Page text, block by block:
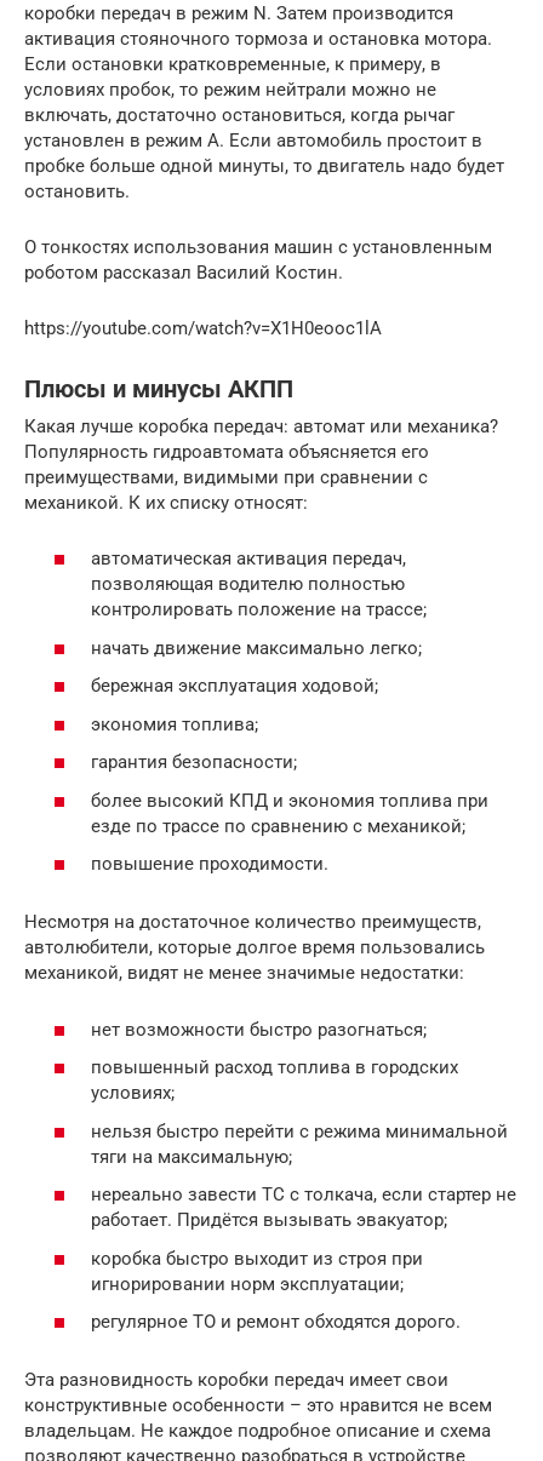
коробки передач в режим N. Затем производится
активация стояночного тормоза и остановка мотора.
Если остановки кратковременные, к примеру, в
условиях пробок, то режим нейтрали можно не
включать, достаточно остановиться, когда рычаг
установлен в режим А. Если автомобиль простоит в
пробке больше одной минуты, то двигатель надо будет
остановить.
О тонкостях использования машин с установленным
роботом рассказал Василий Костин.
https://youtube.com/watch?v=X1H0eooc1lA
Плюсы и минусы АКПП
Какая лучше коробка передач: автомат или механика?
Популярность гидроавтомата объясняется его
преимуществами, видимыми при сравнении с
механикой. К их списку относят:
автоматическая активация передач,
позволяющая водителю полностью
контролировать положение на трассе;
начать движение максимально легко;
бережная эксплуатация ходовой;
экономия топлива;
гарантия безопасности;
более высокий КПД и экономия топлива при
езде по трассе по сравнению с механикой;
повышение проходимости.
Несмотря на достаточное количество преимуществ,
автолюбители, которые долгое время пользовались
механикой, видят не менее значимые недостатки:
нет возможности быстро разогнаться;
повышенный расход топлива в городских
условиях;
нельзя быстро перейти с режима минимальной
тяги на максимальную;
нереально завести ТС с толкача, если стартер не
работает. Придётся вызывать эвакуатор;
коробка быстро выходит из строя при
игнорировании норм эксплуатации;
регулярное ТО и ремонт обходятся дорого.
Эта разновидность коробки передач имеет свои
конструктивные особенности – это нравится не всем
владельцам. Не каждое подробное описание и схема
позволяют качественно разобраться в устройстве